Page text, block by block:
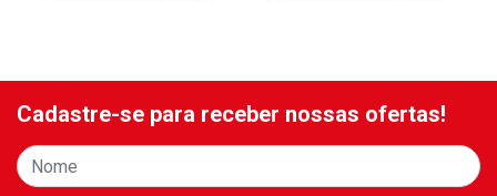
Cadastre-se para receber nossas ofertas!